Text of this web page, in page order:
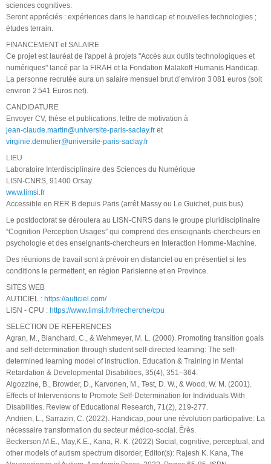
sciences cognitives.
Seront appréciés : expériences dans le handicap et nouvelles technologies ;
études terrain.
FINANCEMENT et SALAIRE
Ce projet est lauréat de l'appel à projets "Accès aux outils technologiques et
numériques" lancé par la FIRAH et la Fondation Malakoff Humanis Handicap.
La personne recrutée aura un salaire mensuel brut d’environ 3 081 euros (soit
environ 2 541 Euros net).
CANDIDATURE
Envoyer CV, thèse et publications, lettre de motivation à
jean-claude.martin@universite-paris-saclay.fr et
virginie.demulier@universite-paris-saclay.fr
LIEU
Laboratoire Interdisciplinaire des Sciences du Numérique
LISN-CNRS, 91400 Orsay
www.limsi.fr
Accessible en RER B depuis Paris (arrêt Massy ou Le Guichet, puis bus)
Le postdoctorat se déroulera au LISN-CNRS dans le groupe pluridisciplinaire
“Cognition Perception Usages” qui comprend des enseignants-chercheurs en
psychologie et des enseignants-chercheurs en Interaction Homme-Machine.
Des réunions de travail sont à prévoir en distanciel ou en présentiel si les
conditions le permettent, en région Parisienne et en Province.
SITES WEB
AUTICIEL : https://auticiel.com/
LISN - CPU : https://www.limsi.fr/fr/recherche/cpu
SELECTION DE REFERENCES
Agran, M., Blanchard, C., & Wehmeyer, M. L. (2000). Promoting transition goals
and self-determination through student self-directed learning: The self-
determined learning model of instruction. Education & Training in Mental
Retardation & Developmental Disabilities, 35(4), 351–364.
Algozzine, B., Browder, D., Karvonen, M., Test, D. W., & Wood, W. M. (2001).
Effects of Interventions to Promote Self-Determination for Individuals With
Disabilities. Review of Educational Research, 71(2), 219-277.
Andrien, L., Sarrazin, C. (2022). Handicap, pour une révolution participative: La
nécessaire transformation du secteur médico-social. Érès.
Beckerson,M.E., May,K.E., Kana, R. K. (2022) Social, cognitive, perceptual, and
other models of autism spectrum disorder, Editor(s): Rajesh K. Kana, The